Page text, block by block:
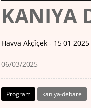
KANIYA
Havva Akçîçek - 15 01
06/03/2025
Program kaniya-debare